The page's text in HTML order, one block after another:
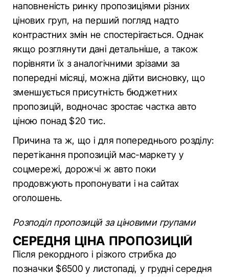
наповненість ринку пропозиціями різних
цінових груп, на перший погляд надто
контрастних змін не спостерігається. Однак
якщо розглянути дані детальніше, а також
порівняти їх з аналогічними зрізами за
попередні місяці, можна дійти висновку, що
зменшується присутність бюджетних
пропозицій, водночас зростає частка авто
ціною понад $20 тис.
Причина та ж, що і для попереднього розділу:
перетікання пропозицій мас-маркету у
соцмережі, дорожчі ж авто поки
продовжують пропонувати і на сайтах
оголошень.
Розподіл пропозицій за ціновими групами
СЕРЕДНЯ ЦІНА ПРОПОЗИЦІЙ
Після рекордного і різкого стрибка до
позначки $6500 у листопаді, у грудні середня